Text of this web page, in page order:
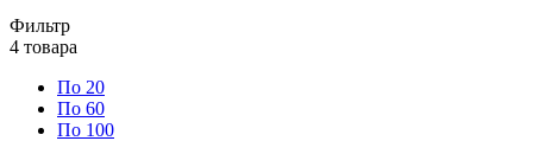
Фильтр
4 товара
По 20
По 60
По 100